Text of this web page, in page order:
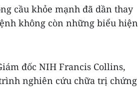
cầu khỏe mạnh đã dần thay
không còn những biểu hiện
đốc NIH Francis Collins,
nghiên cứu chữa trị chứng